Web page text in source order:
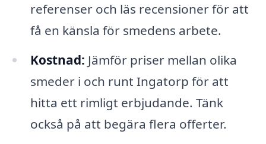
referenser och läs recensioner för att
få en känsla för smedens arbete.
Kostnad: Jämför priser mellan olika
smeder i och runt Ingatorp för att
hitta ett rimligt erbjudande. Tänk
också på att begära flera offerter.